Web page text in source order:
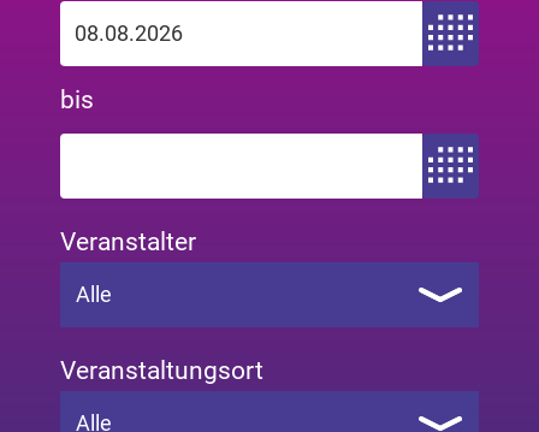
Zeitraum von
bis
Zeitraum bis
Veranstalter
Alle
Veranstaltungsort
Alle